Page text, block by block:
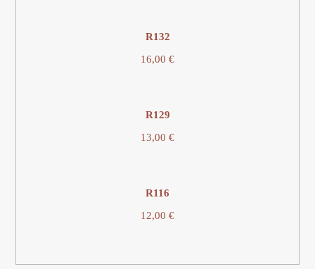
R132
16,00 €
R129
13,00 €
R116
12,00 €